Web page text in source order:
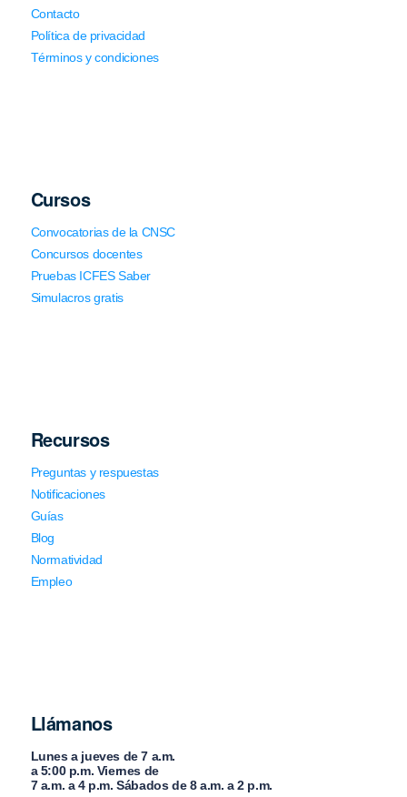
Contacto
Política de privacidad
Términos y condiciones
Cursos
Convocatorias de la CNSC
Concursos docentes
Pruebas ICFES Saber
Simulacros gratis
Recursos
Preguntas y respuestas
Notificaciones
Guías
Blog
Normatividad
Empleo
Llámanos
Lunes a jueves de 7 a.m.
a 5:00 p.m. Viernes de
7 a.m. a 4 p.m. Sábados de 8 a.m. a 2 p.m.